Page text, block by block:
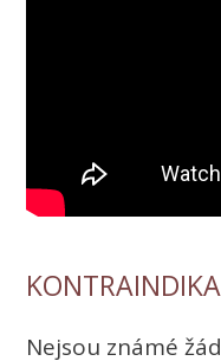
Nejsou známé